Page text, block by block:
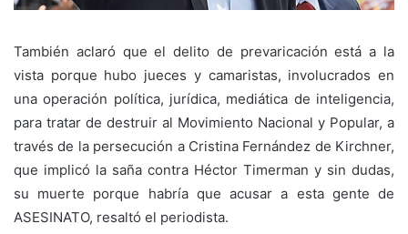
También aclaró que el delito de prevaricación está a la
vista porque hubo jueces y camaristas, involucrados en
una operación política, jurídica, mediática de inteligencia,
para tratar de destruir al Movimiento Nacional y Popular, a
través de la persecución a Cristina Fernández de Kirchner,
que implicó la saña contra Héctor Timerman y sin dudas,
su muerte porque habría que acusar a esta gente de
ASESINATO, resaltó el periodista.